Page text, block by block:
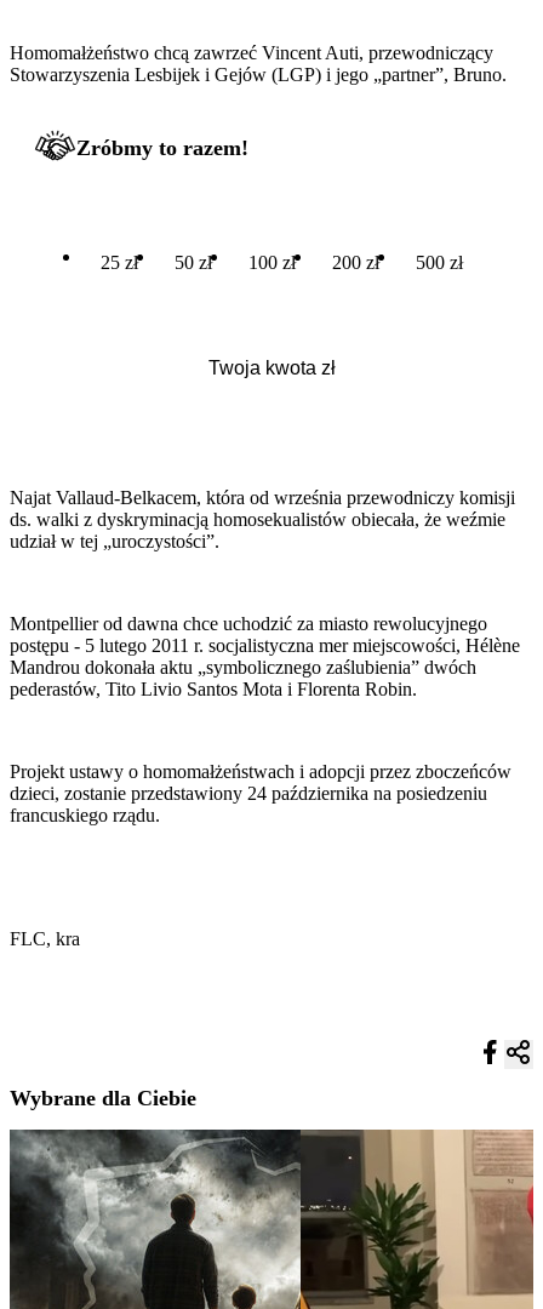
Homomałżeństwo chcą zawrzeć Vincent Auti, przewodniczący
Stowarzyszenia Lesbijek i Gejów (LGP) i jego „partner”, Bruno.
Zróbmy to razem!
25 zł 50 zł 100 zł 200 zł 500 zł
Najat Vallaud-Belkacem, która od września przewodniczy komisji
ds. walki z dyskryminacją homosekualistów obiecała, że weźmie
udział w tej „uroczystości”.
Montpellier od dawna chce uchodzić za miasto rewolucyjnego
postępu - 5 lutego 2011 r. socjalistyczna mer miejscowości, Hélène
Mandrou dokonała aktu „symbolicznego zaślubienia” dwóch
pederastów, Tito Livio Santos Mota i Florenta Robin.
Projekt ustawy o homomałżeństwach i adopcji przez zboczeńców
dzieci, zostanie przedstawiony 24 października na posiedzeniu
francuskiego rządu.
FLC, kra
Wybrane dla Ciebie